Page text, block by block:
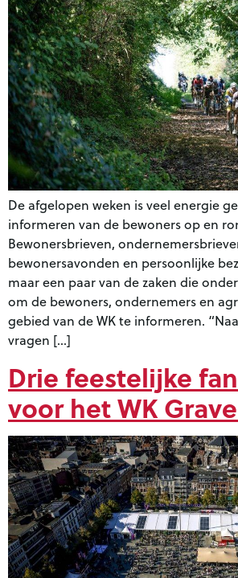
De afgelopen weken is veel energie
informeren van de bewoners op en
Bewonersbrieven,
bewonersavonden en persoonlijke
maar een paar van de zaken die
om de bewoners, ondernemers en
gebied van de WK te informeren.
vragen […]
Drie feestelijke
voor het WK